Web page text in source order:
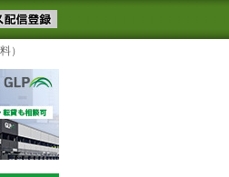
ュースメール配信を登録す
マ
）